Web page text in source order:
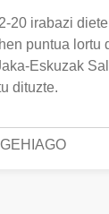
20 irabazi
puntua lortu
Eskuzak
dituzte.
GEHIAGO